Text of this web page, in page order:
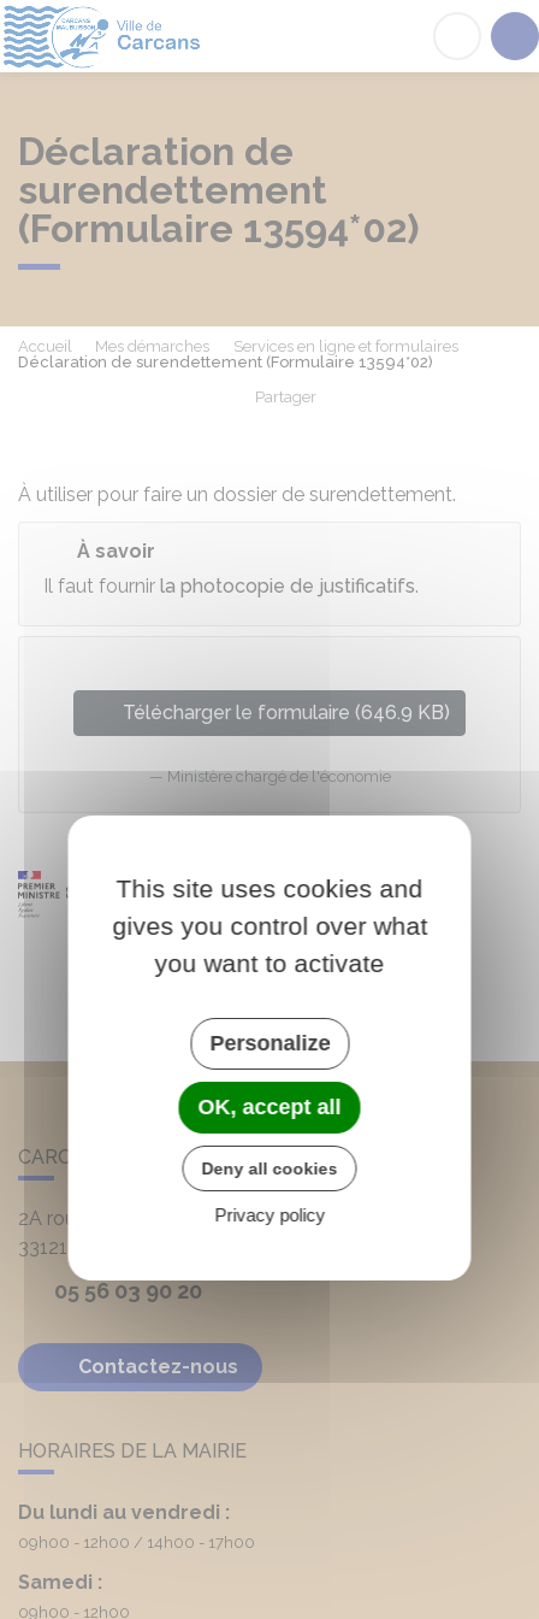
Déclaration de
surendettement
(Formulaire 13594*02)
Accueil Mes démarches
Services en ligne et formulaires
Déclaration de surendettement (Formulaire 13594*02)
Partager
À utiliser pour faire un dossier de surendettement.
À savoir
Il faut fournir la photocopie de justificatifs.
Télécharger le formulaire (646.9 KB)
Ministère chargé de l'économie
CARCANS
2A route d'Hourtin
33121
05 56 03 90 20
Contactez-nous
HORAIRES DE LA MAIRIE
Du lundi au vendredi :
09h00 - 12h00 14h00 - 17h00
Samedi :
09h00 - 12h00
This site uses cookies and
gives you control over what
you want to activate
Personalize
OK, accept all
Deny all cookies
Privacy policy